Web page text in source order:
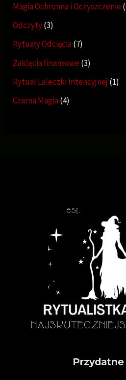
Magia Ochronna i Oczyszczenie
Odczyty 3
Rytuały Odcięcia 7
Zaklęcia finansowe 3
Rytuał Laleczki Intencyjnej 1
Czarna Magia 4